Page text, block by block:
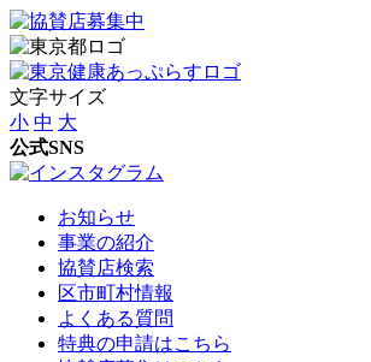
文字サイズ
小 中 大
公式SNS
お知らせ
事業の紹介
協賛店検索
区市町村情報
よくある質問
特典の申請はこちら